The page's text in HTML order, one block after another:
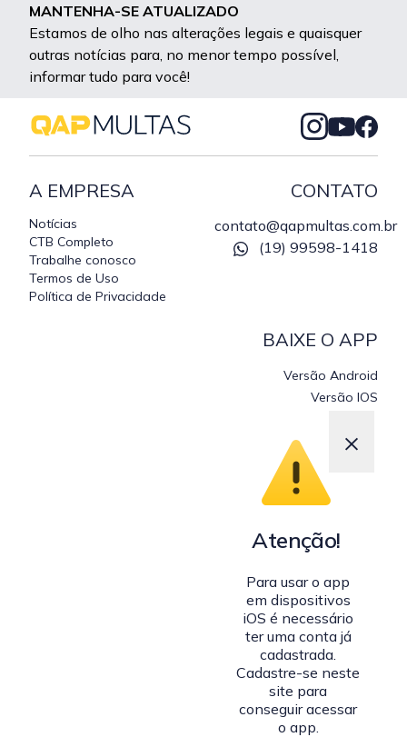
MANTENHA-SE ATUALIZADO
Estamos de olho nas alterações legais e quaisquer
outras notícias para, no menor tempo possível,
informar tudo para você!
A EMPRESA
Notícias
CTB Completo
Trabalhe conosco
Termos de Uso
Política de Privacidade
CONTATO
contato@qapmultas.com.br
(19) 99598-1418
BAIXE O APP
Versão Android
Versão IOS
Atenção!
×
Para usar o app
em dispositivos
iOS é necessário
ter uma conta já
cadastrada.
Cadastre-se neste
site para
conseguir acessar
o app.